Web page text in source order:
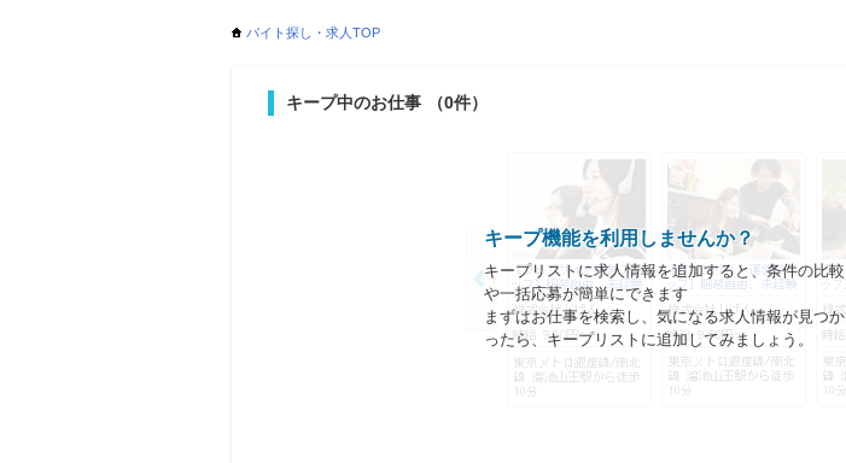
バイト探し・求人TOP
キープ中のお仕事 （0件）
キープ機能を利用しませんか？
キープリストに求人情報を追加すると、条件の比較
や一括応募が簡単にできます
まずはお仕事を検索し、気になる求人情報が見つか
ったら、キープリストに追加してみましょう。